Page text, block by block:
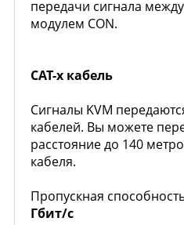
передачи сигнала
модулем CON.
CAT-х кабель
Сигналы KVM
кабелей. Вы можете
расстояние до 140
кабеля.
Пропускная
Гбит/с